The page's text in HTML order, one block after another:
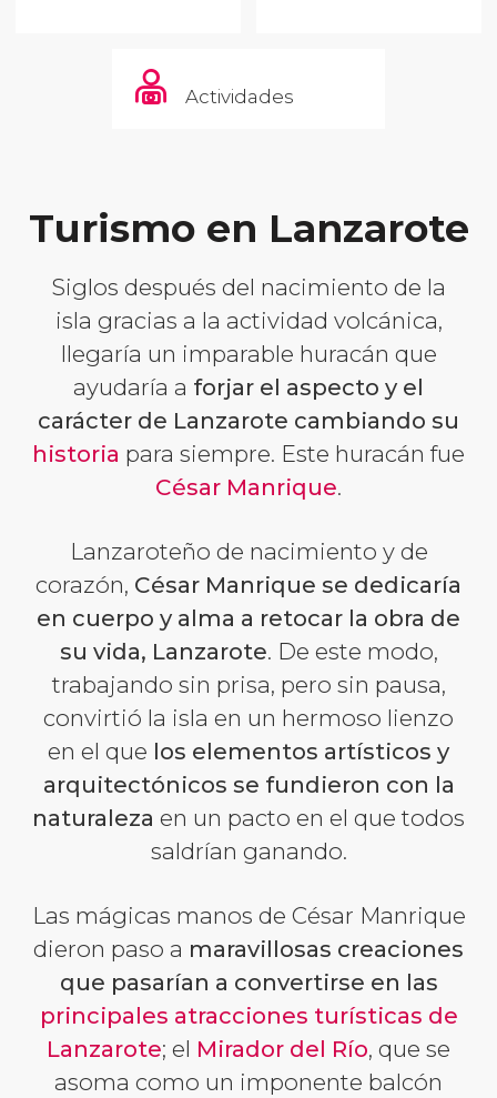
Actividades
Turismo en Lanzarote
Siglos después del nacimiento de la
isla gracias a la actividad volcánica,
llegaría un imparable huracán que
ayudaría a forjar el aspecto y el
carácter de Lanzarote cambiando su
historia para siempre. Este huracán fue
César Manrique.
Lanzaroteño de nacimiento y de
corazón, César Manrique se dedicaría
en cuerpo y alma a retocar la obra de
su vida, Lanzarote. De este modo,
trabajando sin prisa, pero sin pausa,
convirtió la isla en un hermoso lienzo
en el que los elementos artísticos y
arquitectónicos se fundieron con la
naturaleza en un pacto en el que todos
saldrían ganando.
Las mágicas manos de César Manrique
dieron paso a maravillosas creaciones
que pasarían a convertirse en las
principales atracciones turísticas de
Lanzarote; el Mirador del Río, que se
asoma como un imponente balcón